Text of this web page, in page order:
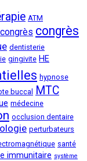
ATM
congrès congrès
dentisterie
gingivite HE
hypnose
buccal MTC
médecine
occlusion dentaire
perturbateurs
santé
immunitaire système